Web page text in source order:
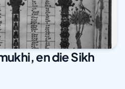
en die Sikh